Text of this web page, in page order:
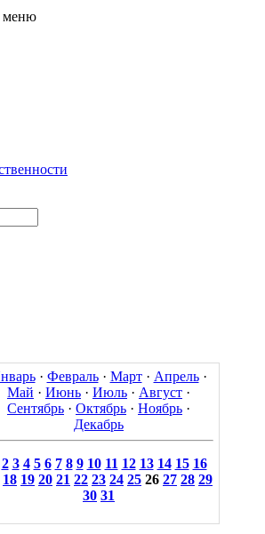
меню
· Февраль· Март· Апрель·
Май · Июнь · Июль · Август ·
Сентябрь · Октябрь · Ноябрь ·
Декабрь
2 3 4 5 6 7 8 9 10 11 12 13 14 15 16
18 19 20 21 22 23 24 25 26 27 28 29
30 31